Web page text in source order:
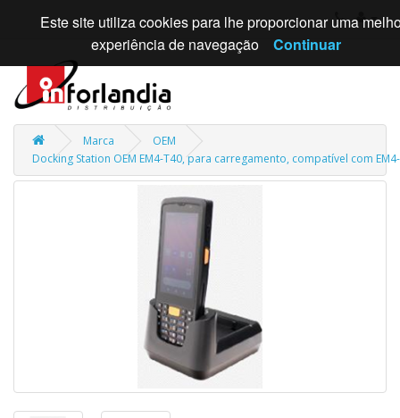
Marca
OEM
Docking Station OEM EM4-T40, para carregamento, compatível com
Este site utiliza cookies para lhe proporcionar uma
experiência de navegação
Continuar